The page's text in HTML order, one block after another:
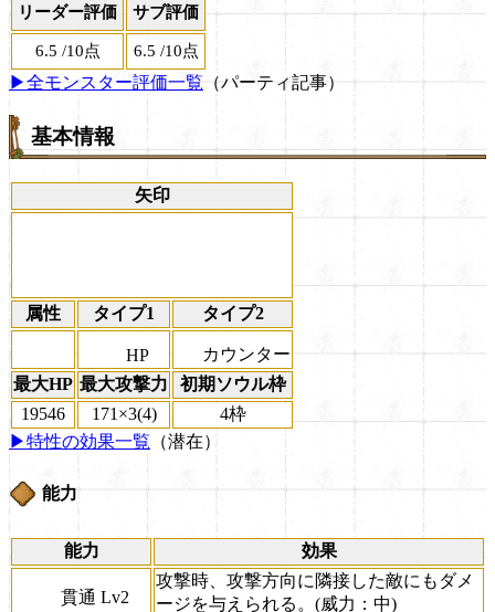
リーダー評価 サブ評価
6.5 /10点 6.5 /10点
▶全モンスター評価一覧 （パーティ記事）
基本情報
矢印
属性 タイプ1 タイプ2
HP
カウンター
最大HP 最大攻撃力
初期ソウル枠
19546
171×3(4)
4枠
▶特性の効果一覧 （潜在）
能力
能力 効果
貫通 Lv2
攻撃時、攻撃方向に隣接した敵にもダメ
ージを与えられる。(威力：中)